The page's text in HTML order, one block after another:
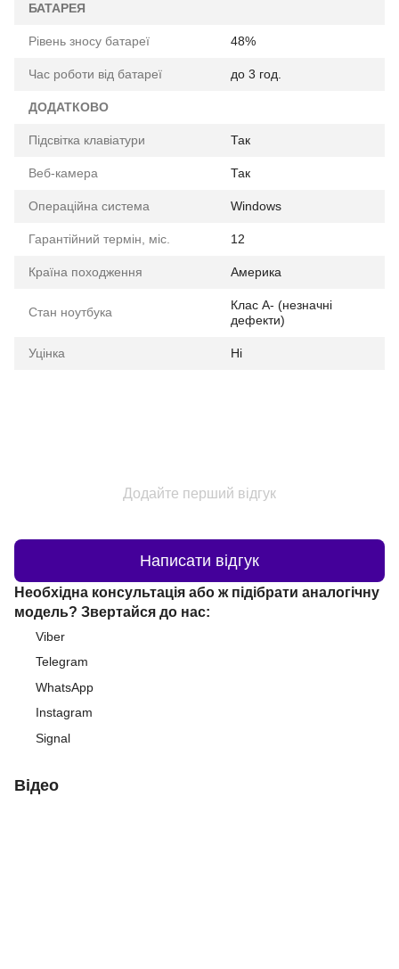
БАТАРЕЯ
Рівень зносу батареї 48%
Час роботи від батареї до 3 год.
ДОДАТКОВО
Підсвітка клавіатури Так
Веб-камера Так
Операційна система Windows
Гарантійний термін, міс. 12
Країна походження Америка
Стан ноутбука
Клас A- (незначні
дефекти)
Уцінка Ні
Додайте перший відгук
Написати відгук
Необхідна консультація або ж підібрати аналогічну
модель? Звертайся до нас:
Viber
Telegram
WhatsApp
Instagram
Signal
Відео